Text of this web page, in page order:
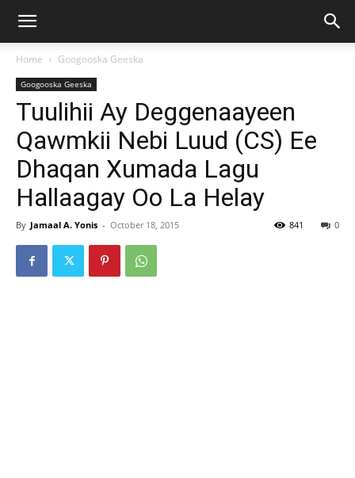
Home Googooska Geeska
Googooska Geeska
Tuulihii Ay Deggenaayeen
Qawmkii Nebi Luud (CS) Ee
Dhaqan Xumada Lagu
Hallaagay Oo La Helay
By Jamaal A. Yonis - October 18, 2015 0
841